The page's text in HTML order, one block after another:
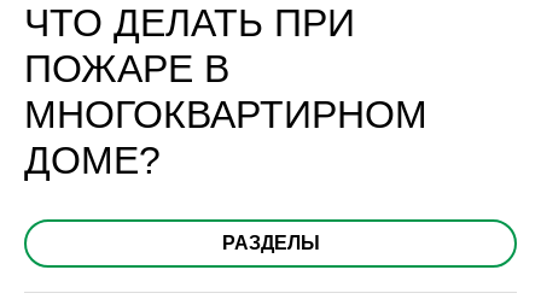
ЧТО ДЕЛАТЬ ПРИ
ПОЖАРЕ В
МНОГОКВАРТИРНОМ
ДОМЕ?
РАЗДЕЛЫ